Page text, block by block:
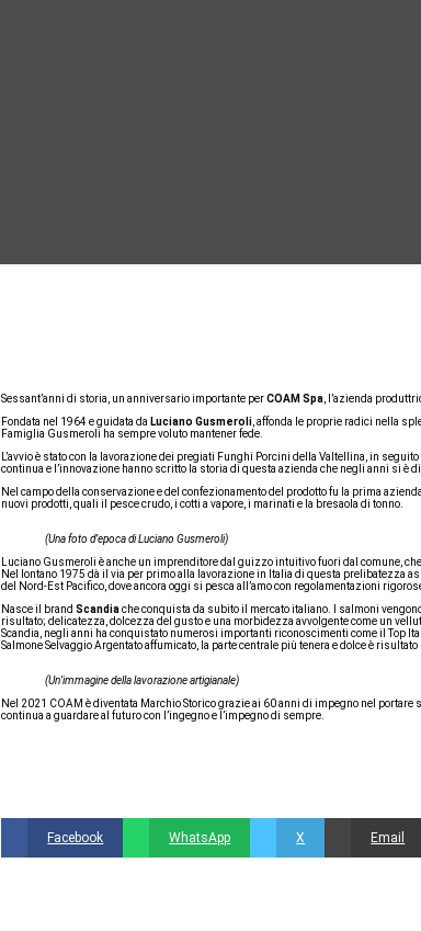
Sessant’anni di storia, un anniversario importante perCOAM Spa, l’azienda
Fondata nel 1964 e guidata da Luciano Gusmeroli, affonda le proprie radici nella
Famiglia Gusmeroli ha sempre voluto mantener fede.
L’avvio è stato con la lavorazione dei pregiati Funghi Porcini della Valtellina, in
continua e l’innovazione hanno scritto la storia di questa azienda che negli anni si è
Nel campo della conservazione e del confezionamento del prodotto fu la prima
nuovi prodotti, quali il pesce crudo, i cotti a vapore, i marinati e la bresaola di tonno.
(Una foto d’epoca di Luciano Gusmeroli)
Luciano Gusmeroli è anche un imprenditore dal guizzo intuitivo fuori dal comune,
Nel lontano 1975 dà il via per primo alla lavorazione in Italia di questa prelibatezza
del Nord-Est Pacifico, dove ancora oggi si pesca all’amo con regolamentazioni
Nasce il brandScandiache conquista da subito il mercato italiano. I salmoni
risultato; delicatezza, dolcezza del gusto e una morbidezza avvolgente come un
Scandia, negli anni ha conquistato numerosi importanti riconoscimenti come il Top
Salmone Selvaggio Argentato affumicato, la parte centrale più tenera e dolce è
(Un’immagine della lavorazione artigianale)
Nel 2021 COAM è diventata Marchio Storico grazie ai 60 anni di impegno nel
continua a guardare al futuro con l’ingegno e l’impegno di sempre.
Facebook WhatsApp X Email